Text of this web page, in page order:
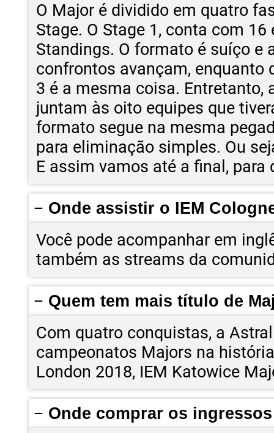
O Major é dividido em quatro
Stage. O Stage 1, conta com
Standings. O formato é suíço e
confrontos avançam, enquanto
3 é a mesma coisa. Entretanto,
juntam às oito equipes que
formato segue na mesma
para eliminação simples. Ou
E assim vamos até a final,
Onde assistir o IEM
Você pode acompanhar em
também as streams da
Quem tem mais título de
Com quatro conquistas, a
campeonatos Majors na
London 2018, IEM Katowice
Onde comprar os